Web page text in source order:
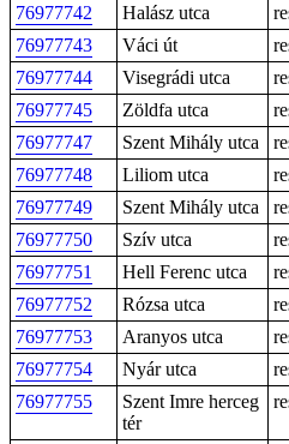
76977742
Halász utca
76977743
Váci út
76977744
Visegrádi utca
76977745
Zöldfa utca
76977747
Szent Mihály utca
76977748
Liliom utca
76977749
Szent Mihály utca
76977750
Szív utca
76977751
Hell Ferenc utca
76977752
Rózsa utca
76977753
Aranyos utca
76977754
Nyár utca
76977755
Szent Imre herceg
tér